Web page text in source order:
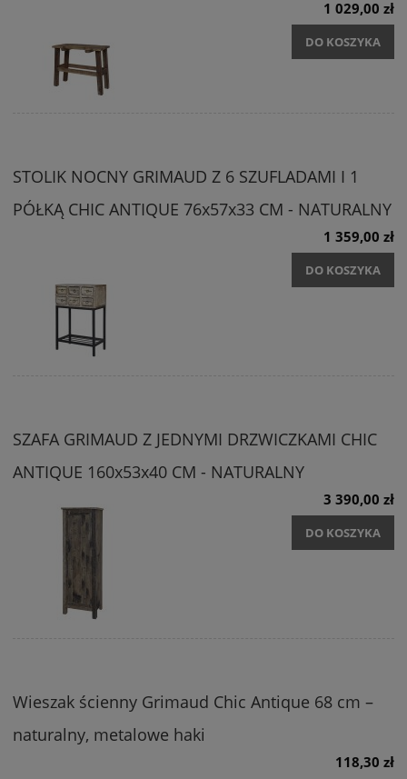
1 029,00 zł
DO KOSZYKA
STOLIK NOCNY GRIMAUD Z 6 SZUFLADAMI I 1
PÓŁKĄ CHIC ANTIQUE 76x57x33 CM - NATURALNY
1 359,00 zł
DO KOSZYKA
SZAFA GRIMAUD Z JEDNYMI DRZWICZKAMI CHIC
ANTIQUE 160x53x40 CM - NATURALNY
3 390,00 zł
DO KOSZYKA
Wieszak ścienny Grimaud Chic Antique 68 cm –
naturalny, metalowe haki
118,30 zł